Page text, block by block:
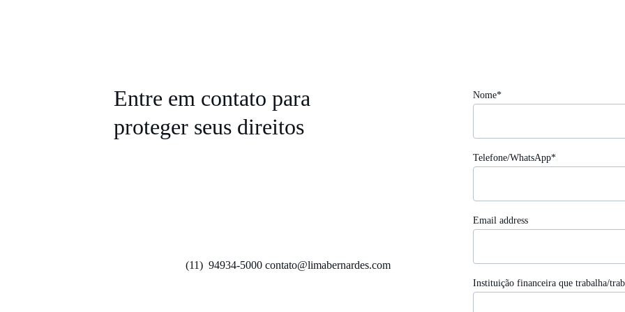
Nome*
Telefone/WhatsApp*
Email address
Instituição financeira que trabalha/
Entre em contato para
proteger seus direitos
(11)  94934-5000 contato@limabernardes.com